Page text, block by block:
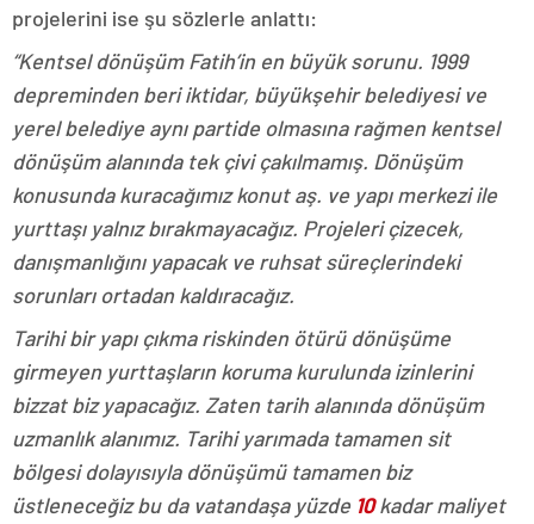
projelerini ise şu sözlerle anlattı:
“Kentsel dönüşüm Fatih’in en büyük sorunu. 1999
depreminden beri iktidar, büyükşehir belediyesi ve
yerel belediye aynı partide olmasına rağmen kentsel
dönüşüm alanında tek çivi çakılmamış. Dönüşüm
konusunda kuracağımız konut aş. ve yapı merkezi ile
yurttaşı yalnız bırakmayacağız. Projeleri çizecek,
danışmanlığını yapacak ve ruhsat süreçlerindeki
sorunları ortadan kaldıracağız.
Tarihi bir yapı çıkma riskinden ötürü dönüşüme
girmeyen yurttaşların koruma kurulunda izinlerini
bizzat biz yapacağız. Zaten tarih alanında dönüşüm
uzmanlık alanımız. Tarihi yarımada tamamen sit
bölgesi dolayısıyla dönüşümü tamamen biz
üstleneceğiz bu da vatandaşa yüzde 10kadar maliyet